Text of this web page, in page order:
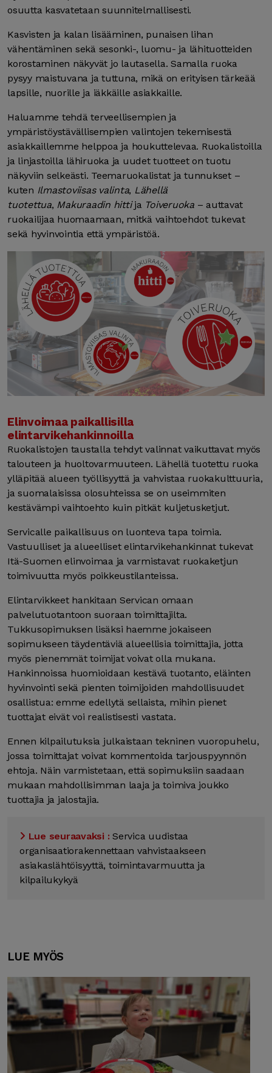
osuutta kasvatetaan suunnitelmallisesti.
Kasvisten ja kalan lisääminen, punaisen lihan
vähentäminen sekä sesonki-, luomu- ja lähituotteiden
korostaminen näkyvät jo lautasella. Samalla ruoka
pysyy maistuvana ja tuttuna, mikä on erityisen tärkeää
lapsille, nuorille ja iäkkäille asiakkaille.
Haluamme tehdä terveellisempien ja
ympäristöystävällisempien valintojen tekemisestä
asiakkaillemme helppoa ja houkuttelevaa. Ruokalistoilla
ja linjastoilla lähiruoka ja uudet tuotteet on tuotu
näkyviin selkeästi. Teemaruokalistat ja tunnukset –
kuten Ilmastoviisas valinta, Lähellä
tuotettua, Makuraadin hittija Toiveruoka– auttavat
ruokailijaa huomaamaan, mitkä vaihtoehdot tukevat
sekä hyvinvointia että ympäristöä.
Elinvoimaa paikallisilla
elintarvikehankinnoilla
Ruokalistojen taustalla tehdyt valinnat vaikuttavat myös
talouteen ja huoltovarmuuteen. Lähellä tuotettu ruoka
ylläpitää alueen työllisyyttä ja vahvistaa ruokakulttuuria,
ja suomalaisissa olosuhteissa se on useimmiten
kestävämpi vaihtoehto kuin pitkät kuljetusketjut.
Servicalle paikallisuus on luonteva tapa toimia.
Vastuulliset ja alueelliset elintarvikehankinnat tukevat
Itä-Suomen elinvoimaa ja varmistavat ruokaketjun
toimivuutta myös poikkeustilanteissa.
Elintarvikkeet hankitaan Servican omaan
palvelutuotantoon suoraan toimittajilta.
Tukkusopimuksen lisäksi haemme jokaiseen
sopimukseen täydentäviä alueellisia toimittajia, jotta
myös pienemmät toimijat voivat olla mukana.
Hankinnoissa huomioidaan kestävä tuotanto, eläinten
hyvinvointi sekä pienten toimijoiden mahdollisuudet
osallistua: emme edellytä sellaista, mihin pienet
tuottajat eivät voi realistisesti vastata.
Ennen kilpailutuksia julkaistaan tekninen vuoropuhelu,
jossa toimittajat voivat kommentoida tarjouspyynnön
ehtoja. Näin varmistetaan, että sopimuksiin saadaan
mukaan mahdollisimman laaja ja toimiva joukko
tuottajia ja jalostajia.
Lue seuraavaksi : Servica uudistaa
organisaatiorakennettaan vahvistaakseen
asiakaslähtöisyyttä, toimintavarmuutta ja
kilpailukykyä
LUE MYÖS